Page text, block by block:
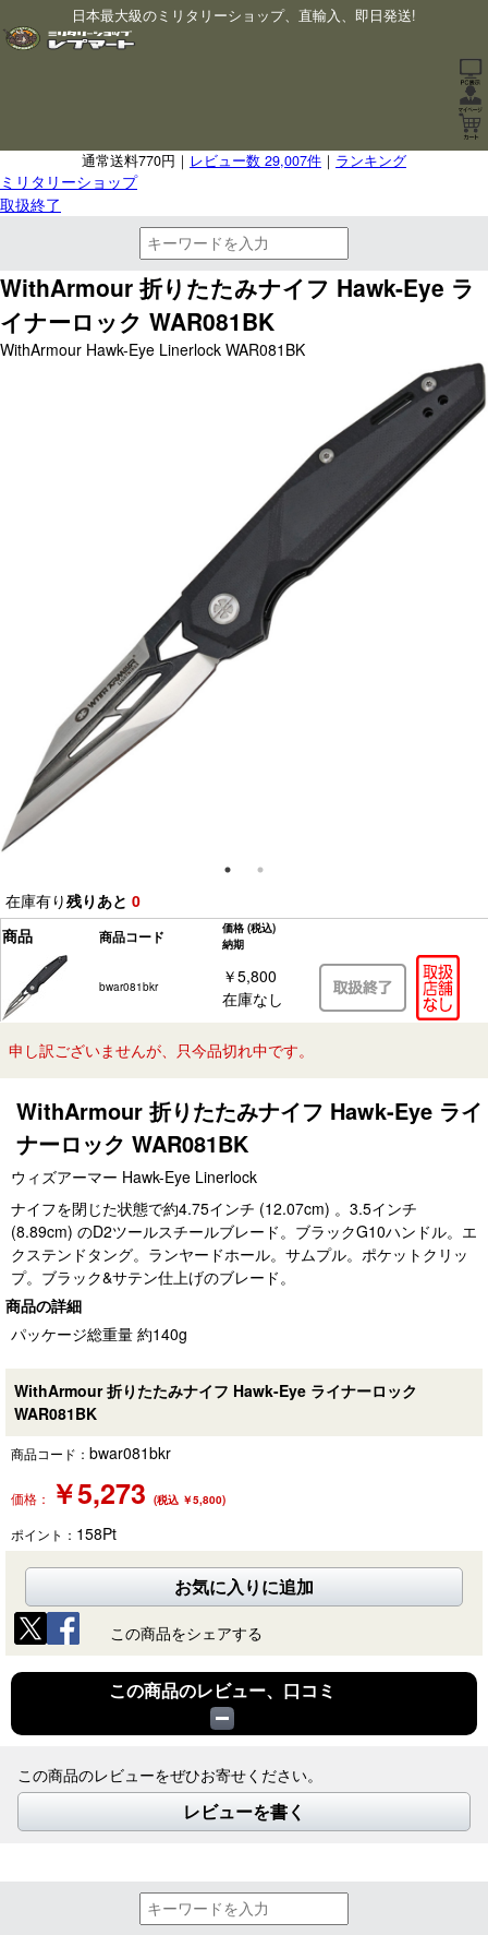
日本最大級のミリタリーショップ、直輸入、即日発送!
通常送料770円｜ レビュー数 29,007件 ｜ ランキング
ミリタリーショップ
取扱終了
WithArmour 折りたたみナイフ Hawk-Eye ラ
イナーロック WAR081BK
WithArmour Hawk-Eye Linerlock WAR081BK
在庫有り残りあと 0
商品
商品コード 価格 (税込)
納期
bwar081bkr
￥5,800
在庫なし
申し訳ございませんが、只今品切れ中です。
WithArmour 折りたたみナイフ Hawk-Eye ライ
ナーロック WAR081BK
ウィズアーマー Hawk-Eye Linerlock
ナイフを閉じた状態で約4.75インチ (12.07cm) 。3.5インチ
(8.89cm) のD2ツールスチールブレード。ブラックG10ハンドル。エ
クステンドタング。ランヤードホール。サムプル。ポケットクリッ
プ。ブラック&サテン仕上げのブレード。
商品の詳細
パッケージ総重量 約140g
WithArmour 折りたたみナイフ Hawk-Eye ライナーロック
WAR081BK
商品コード： bwar081bkr
価格： ￥5,273 (税込 ￥5,800)
ポイント： 158Pt
お気に入りに追加
この商品をシェアする
この商品のレビュー、口コミ
この商品のレビューをぜひお寄せください。
レビューを書く